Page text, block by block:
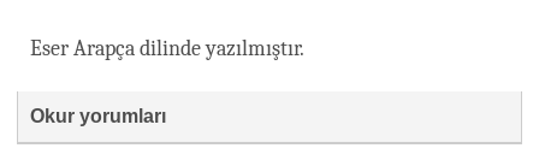
Eser Arapça dilinde yazılmıştır.
Okur yorumları